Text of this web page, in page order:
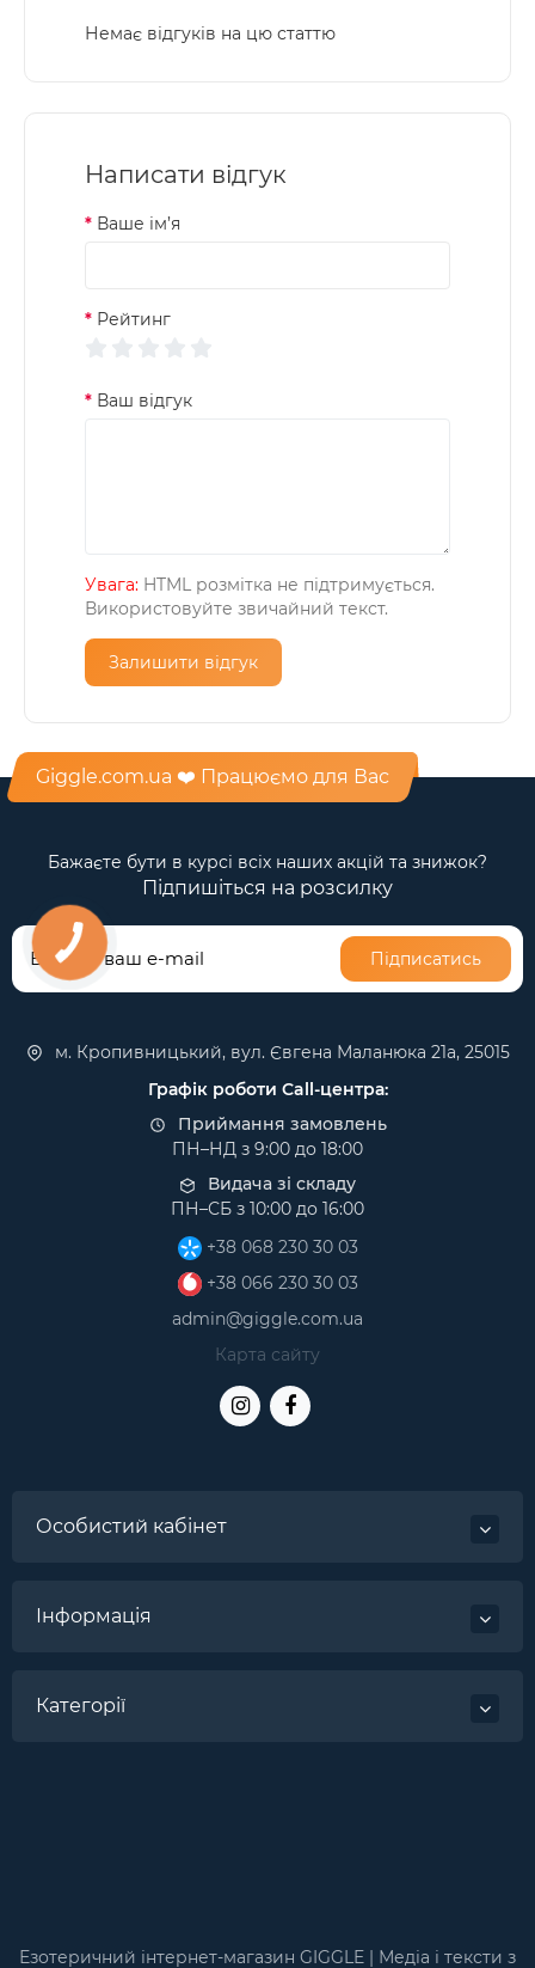
Немає відгуків на цю статтю
Написати відгук
Ваше ім’я
Рейтинг
Ваш відгук
Увага: HTML розмітка не підтримується.
Використовуйте звичайний текст.
Залишити відгук
Giggle.com.ua ❤️ Працюємо для Вас
Бажаєте бути в курсі всіх наших акцій та знижок?
Підпишіться на розсилку
Підписатись
м. Кропивницький, вул. Євгена Маланюка 21а, 25015
Графік роботи Call-центра:
Приймання замовлень
ПН–НД з 9:00 до 18:00
Видача зі складу
ПН–СБ з 10:00 до 16:00
+38 068 230 30 03
+38 066 230 30 03
admin@giggle.com.ua
Карта сайту
Особистий кабінет
Інформація
Категорії
Езотеричний інтернет-магазин GIGGLE | Медіа і тексти з